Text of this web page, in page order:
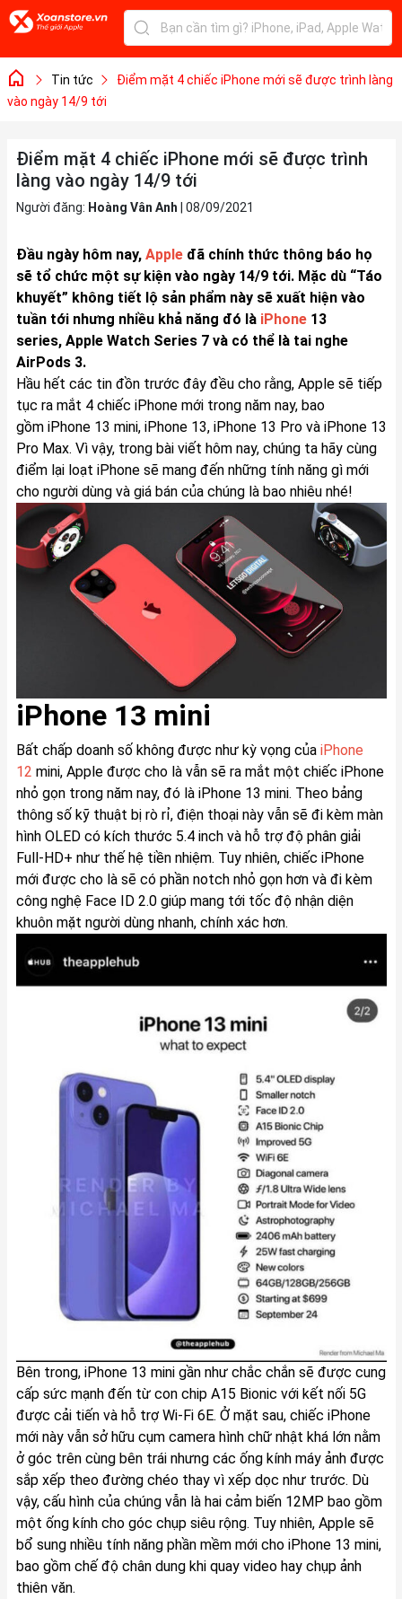
Tin tức
Điểm mặt 4 chiếc iPhone mới sẽ được trình làng
vào ngày 14/9 tới
Điểm mặt 4 chiếc iPhone mới sẽ được trình
làng vào ngày 14/9 tới
Người đăng: Hoàng Vân Anh 08/09/2021
Đầu ngày hôm nay, Appleđã chính thức thông báo họ
sẽ tổ chức một sự kiện vào ngày 14/9 tới. Mặc dù “Táo
khuyết” không tiết lộ sản phẩm này sẽ xuất hiện vào
tuần tới nhưng nhiều khả năng đó là iPhone13
series, Apple Watch Series 7 và có thể là tai nghe
AirPods 3.
Hầu hết các tin đồn trước đây đều cho rằng, Apple sẽ tiếp
tục ra mắt 4 chiếc iPhone mới trong năm nay, bao
gồm iPhone 13 mini, iPhone 13, iPhone 13 Pro và iPhone 13
Pro Max. Vì vậy, trong bài viết hôm nay, chúng ta hãy cùng
điểm lại loạt iPhone sẽ mang đến những tính năng gì mới
cho người dùng và giá bán của chúng là bao nhiêu nhé!
iPhone 13 mini
Bất chấp doanh số không được như kỳ vọng của iPhone
12 mini, Apple được cho là vẫn sẽ ra mắt một chiếc iPhone
nhỏ gọn trong năm nay, đó là iPhone 13 mini. Theo bảng
thông số kỹ thuật bị rò rỉ, điện thoại này vẫn sẽ đi kèm màn
hình OLED có kích thước 5.4 inch và hỗ trợ độ phân giải
Full-HD+ như thế hệ tiền nhiệm. Tuy nhiên, chiếc iPhone
mới được cho là sẽ có phần notch nhỏ gọn hơn và đi kèm
công nghệ Face ID 2.0 giúp mang tới tốc độ nhận diện
khuôn mặt người dùng nhanh, chính xác hơn.
Bên trong, iPhone 13 mini gần như chắc chắn sẽ được cung
cấp sức mạnh đến từ con chip A15 Bionic với kết nối 5G
được cải tiến và hỗ trợ Wi-Fi 6E. Ở mặt sau, chiếc iPhone
mới này vẫn sở hữu cụm camera hình chữ nhật khá lớn nằm
ở góc trên cùng bên trái nhưng các ống kính máy ảnh được
sắp xếp theo đường chéo thay vì xếp dọc như trước. Dù
vậy, cấu hình của chúng vẫn là hai cảm biến 12MP bao gồm
một ống kính cho góc chụp siêu rộng. Tuy nhiên, Apple sẽ
bổ sung nhiều tính năng phần mềm mới cho iPhone 13 mini,
bao gồm chế độ chân dung khi quay video hay chụp ảnh
thiên văn.